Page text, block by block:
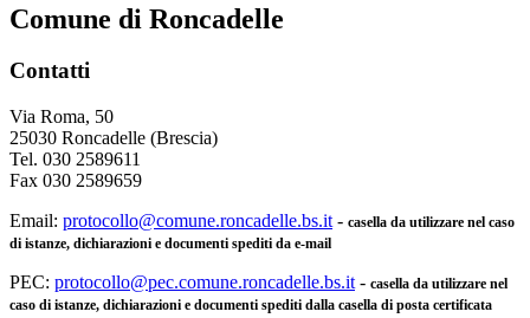
Comune di Roncadelle
Contatti
Via Roma, 50
25030 Roncadelle (Brescia)
Tel. 030 2589611
Fax 030 2589659
Email: protocollo@comune.roncadelle.bs.it - casella da utilizzare nel caso
di istanze, dichiarazioni e documenti spediti da e-mail
PEC: protocollo@pec.comune.roncadelle.bs.it - casella da utilizzare nel
caso di istanze, dichiarazioni e documenti spediti dalla casella di posta certificata